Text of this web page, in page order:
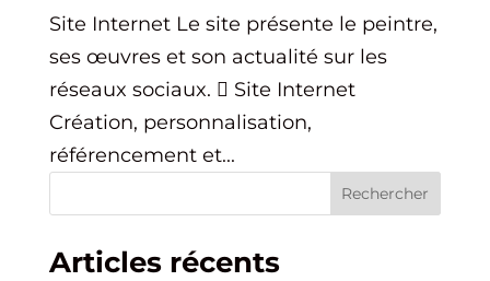
Site Internet Le site présente le peintre,
ses œuvres et son actualité sur les
réseaux sociaux.  Site Internet
Création, personnalisation,
référencement et...
Rechercher
Articles récents